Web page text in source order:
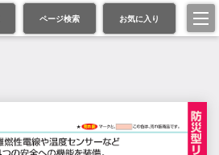
ページ検索 お気に入り